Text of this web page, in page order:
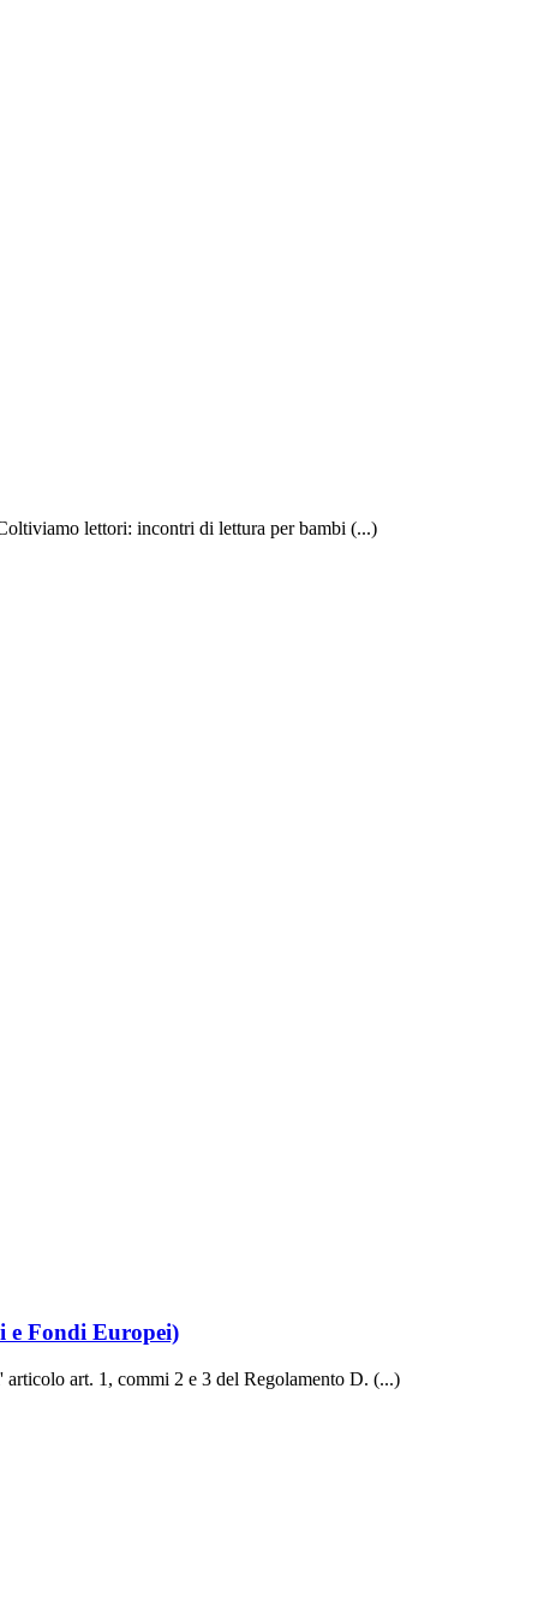
lettori: incontri di lettura per bambi (...)
e Fondi Europei)
art. 1, commi 2 e 3 del Regolamento D. (...)